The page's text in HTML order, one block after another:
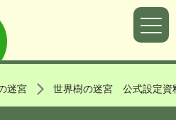
迷宮 世界樹の迷宮 公式設定資